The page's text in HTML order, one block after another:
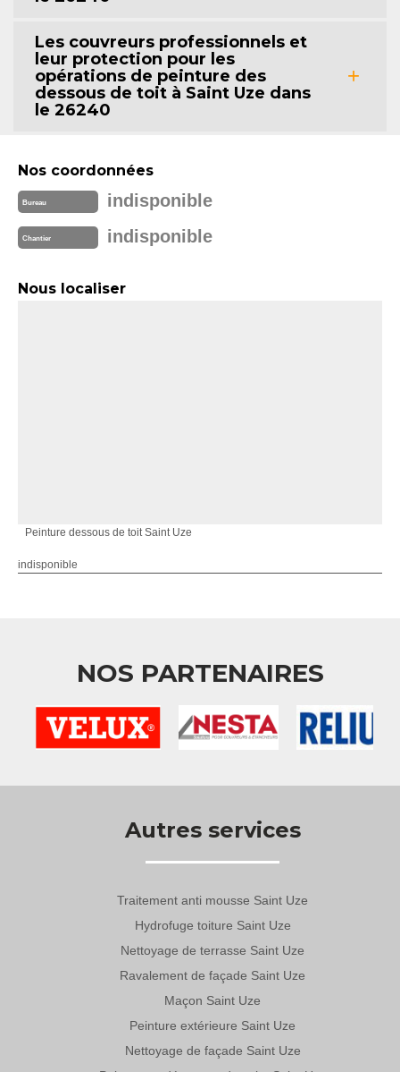
Les couvreurs professionnels et
leur protection pour les
opérations de peinture des
dessous de toit à Saint Uze dans
le 26240
Nos coordonnées
Bureau indisponible
Chantier indisponible
Nous localiser
Peinture dessous de toit Saint Uze
indisponible
NOS PARTENAIRES
Autres services
Traitement anti mousse Saint Uze
Hydrofuge toiture Saint Uze
Nettoyage de terrasse Saint Uze
Ravalement de façade Saint Uze
Maçon Saint Uze
Peinture extérieure Saint Uze
Nettoyage de façade Saint Uze